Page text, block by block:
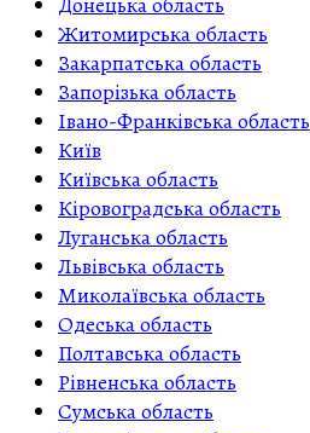
Житомирська область
Закарпатська область
Запорізька область
Івано-Франківська область
Київ
Київська область
Кіровоградська область
Луганська область
Львівська область
Миколаївська область
Одеська область
Полтавська область
Рівненська область
Сумська область